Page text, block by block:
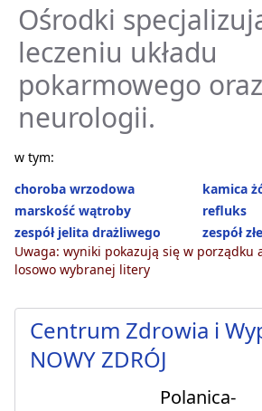
Ośrodki
leczeniu układu
pokarmowego oraz
neurologii.
w tym:
choroba wrzodowa
kamica
marskość wątroby
refluks
zespół jelita drażliwego
zespół
Uwaga: wyniki pokazują się w porządku
losowo wybranej litery
Centrum Zdrowia i
NOWY ZDRÓJ
Polanica-